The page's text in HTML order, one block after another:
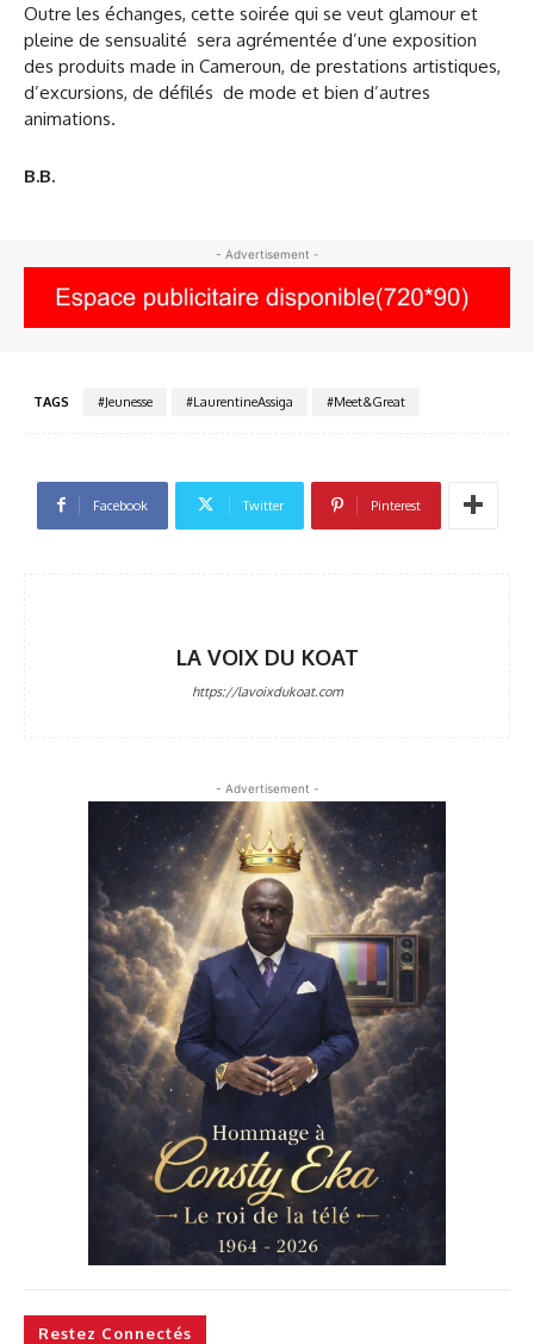
Outre les échanges, cette soirée qui se veut glamour et
pleine de sensualité sera agrémentée d’une exposition
des produits made in Cameroun, de prestations artistiques,
d’excursions, de défilés de mode et bien d’autres
animations.
B.B.
- Advertisement -
TAGS #Jeunesse #LaurentineAssiga #Meet&Great
Facebook Twitter Pinterest
LA VOIX DU KOAT
https://lavoixdukoat.com
- Advertisement -
Restez Connectés